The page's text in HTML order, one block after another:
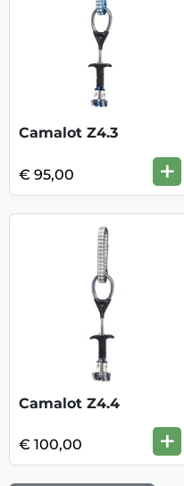
Camalot Z4.3
€ 95,00 +
Camalot Z4.4
€ 100,00 +